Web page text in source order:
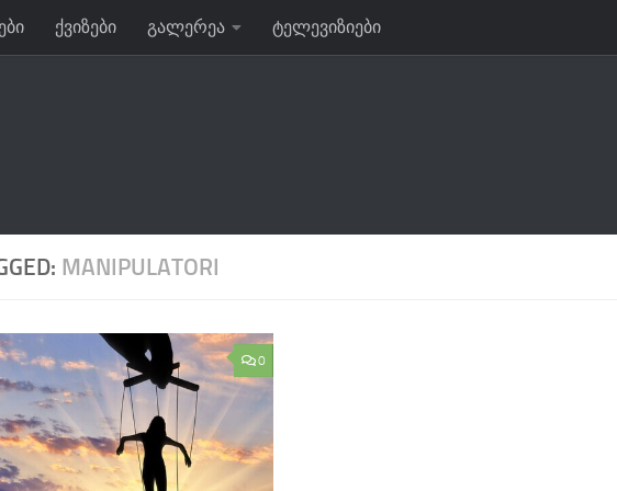
ქვიზები გალერეა ტელევიზიები
MANIPULATORI
0